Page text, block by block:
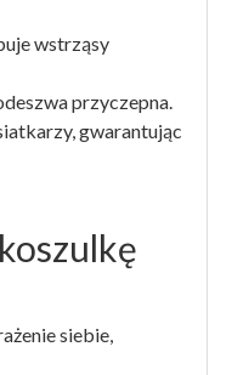
wstrząsy
przyczepna.
gwarantując
siebie,